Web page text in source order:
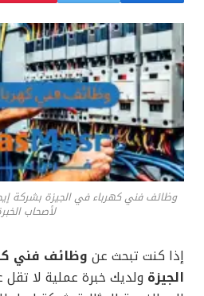
وظائف فني كهرباء في الجيزة بشركة
لأصحاب
إذا كنت تبحث عن وظائف فني
الجيزة